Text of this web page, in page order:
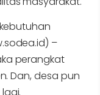
–
perangkat
Dan, desa pun